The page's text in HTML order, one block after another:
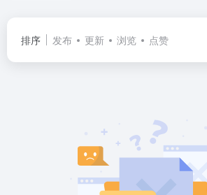
排序 发布 更新 浏览 点赞